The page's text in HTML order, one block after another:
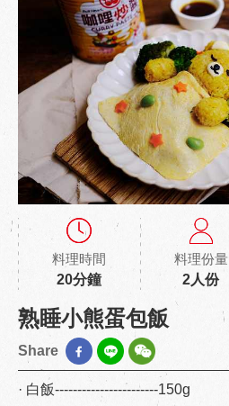
料理時間
20分鐘
料理份量
2人份
熟睡小熊蛋包飯
Share
· 白飯-----------------------150g